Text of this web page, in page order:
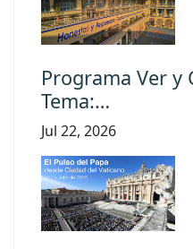
Programa Ver y
Tema:…
Jul 22, 2026